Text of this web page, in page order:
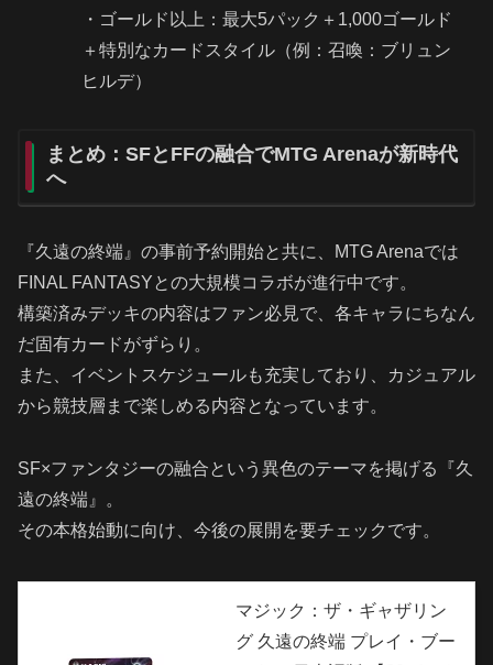
・ゴールド以上：最大5パック＋1,000ゴールド
＋特別なカードスタイル（例：召喚：ブリュン
ヒルデ）
まとめ：SFとFFの融合でMTG Arenaが新時代
へ
『久遠の終端』の事前予約開始と共に、MTG Arenaでは
FINAL FANTASYとの大規模コラボが進行中です。
構築済みデッキの内容はファン必見で、各キャラにちなん
だ固有カードがずらり。
また、イベントスケジュールも充実しており、カジュアル
から競技層まで楽しめる内容となっています。
SF×ファンタジーの融合という異色のテーマを掲げる『久
遠の終端』。
その本格始動に向け、今後の展開を要チェックです。
マジック：ザ・ギャザリン
グ 久遠の終端 プレイ・ブー